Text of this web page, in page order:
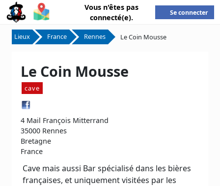
Vous n'êtes pas
connecté(e).
Se connecter
Lieux France Rennes Le Coin Mousse
Le Coin Mousse
cave
4 Mail François Mitterrand
35000 Rennes
Bretagne
France
Cave mais aussi Bar spécialisé dans les bières
françaises, et uniquement visitées par les